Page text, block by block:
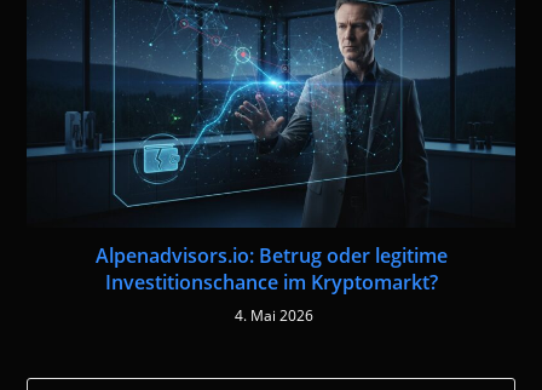
Alpenadvisors.io: Betrug oder legitime
Investitionschance im Kryptomarkt?
4. Mai 2026